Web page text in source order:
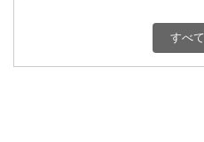
600円
すべ